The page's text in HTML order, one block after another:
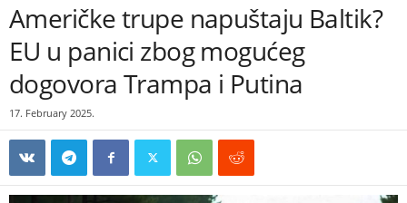
Američke trupe napuštaju Baltik?
EU u panici zbog mogućeg
dogovora Trampa i Putina
17. February 2025.